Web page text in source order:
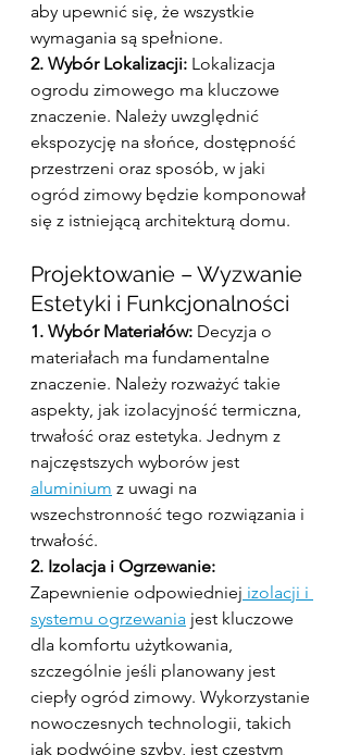
aby upewnić się, że wszystkie
wymagania są spełnione.
2. Wybór Lokalizacji: Lokalizacja
ogrodu zimowego ma kluczowe
znaczenie. Należy uwzględnić
ekspozycję na słońce, dostępność
przestrzeni oraz sposób, w jaki
ogród zimowy będzie komponował
się z istniejącą architekturą domu.
Projektowanie – Wyzwanie
Estetyki i Funkcjonalności
1. Wybór Materiałów: Decyzja o
materiałach ma fundamentalne
znaczenie. Należy rozważyć takie
aspekty, jak izolacyjność termiczna,
trwałość oraz estetyka. Jednym z
najczęstszych wyborów jest
aluminium z uwagi na
wszechstronność tego rozwiązania i
trwałość.
2. Izolacja i Ogrzewanie:
Zapewnienie odpowiedniej izolacji i
systemu ogrzewania jest kluczowe
dla komfortu użytkowania,
szczególnie jeśli planowany jest
ciepły ogród zimowy. Wykorzystanie
nowoczesnych technologii, takich
jak podwójne szyby, jest częstym